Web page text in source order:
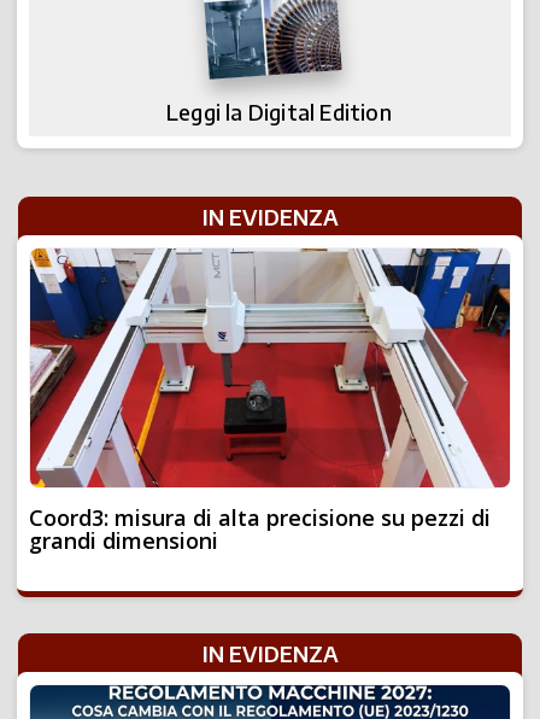
Leggi la Digital Edition
IN EVIDENZA
Coord3: misura di alta precisione su pezzi di
grandi dimensioni
IN EVIDENZA